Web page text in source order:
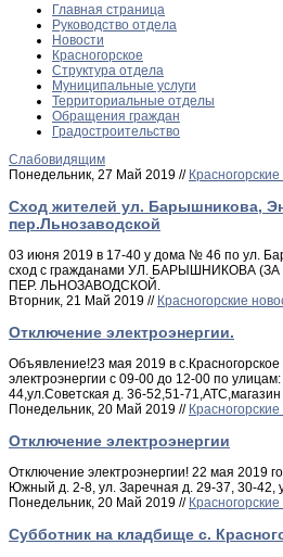
Главная страница
Руководство отдела
Новости
Красногорское
Структура отдела
Муниципальные услуги
Территориальные отделы
Обращения граждан
Градостроительство
Слабовидящим
Понедельник, 27 Май 2019 //
Сход жителей ул. Барышникова,
пер.Льнозаводской
03 июня 2019 в 17-40 у дома № 46 по ул.
сход с гражданами УЛ. БАРЫШНИКОВА
ПЕР. ЛЬНОЗАВОДСКОЙ.
Вторник, 21 Май 2019 // Красногорские
Отключение электроэнергии.
Объявление!23 мая 2019 в
электроэнергии с 09-00 до 12-00 по
44,ул.Советская д. 36-52,51-
Понедельник, 20 Май 2019 //
Отключение электроэнергии
Отключение электроэнергии! 22 мая 2019
Южный д. 2-8, ул. Заречная д. 29-37, 30-42,
Понедельник, 20 Май 2019 //
Субботник на кладбище с.